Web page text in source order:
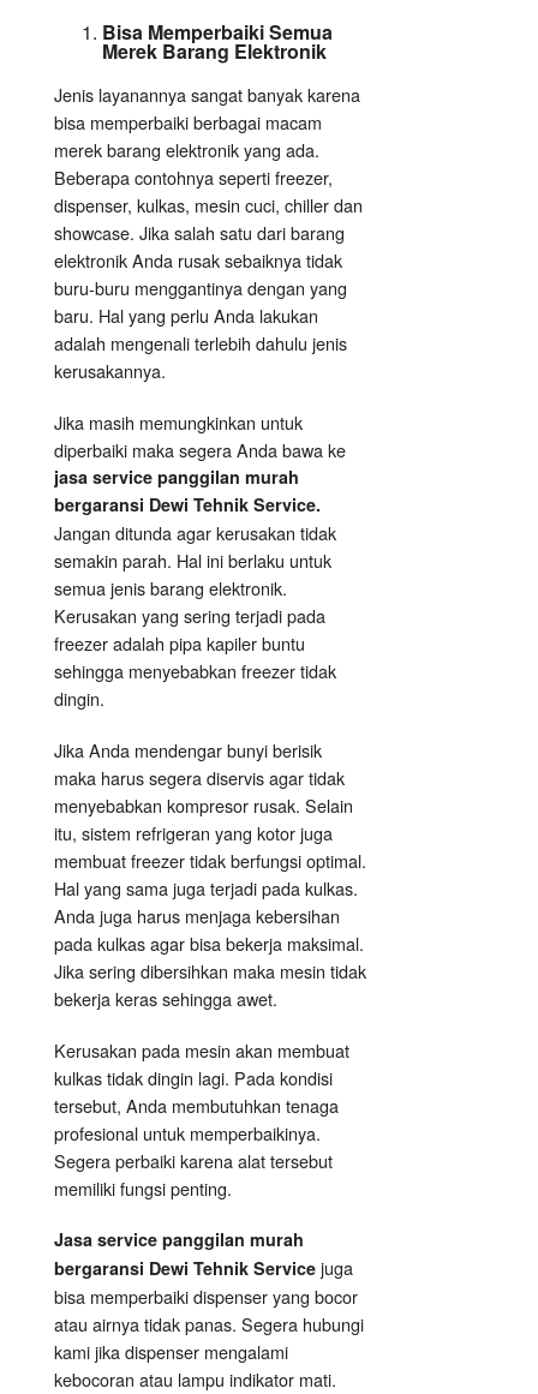
Bisa Memperbaiki Semua
Merek Barang Elektronik
Jenis layanannya sangat banyak karena
bisa memperbaiki berbagai macam
merek barang elektronik yang ada.
Beberapa contohnya seperti freezer,
dispenser, kulkas, mesin cuci, chiller dan
showcase. Jika salah satu dari barang
elektronik Anda rusak sebaiknya tidak
buru-buru menggantinya dengan yang
baru. Hal yang perlu Anda lakukan
adalah mengenali terlebih dahulu jenis
kerusakannya.
Jika masih memungkinkan untuk
diperbaiki maka segera Anda bawa ke
jasa service panggilan murah
bergaransi Dewi Tehnik Service.
Jangan ditunda agar kerusakan tidak
semakin parah. Hal ini berlaku untuk
semua jenis barang elektronik.
Kerusakan yang sering terjadi pada
freezer adalah pipa kapiler buntu
sehingga menyebabkan freezer tidak
dingin.
Jika Anda mendengar bunyi berisik
maka harus segera diservis agar tidak
menyebabkan kompresor rusak. Selain
itu, sistem refrigeran yang kotor juga
membuat freezer tidak berfungsi optimal.
Hal yang sama juga terjadi pada kulkas.
Anda juga harus menjaga kebersihan
pada kulkas agar bisa bekerja maksimal.
Jika sering dibersihkan maka mesin tidak
bekerja keras sehingga awet.
Kerusakan pada mesin akan membuat
kulkas tidak dingin lagi. Pada kondisi
tersebut, Anda membutuhkan tenaga
profesional untuk memperbaikinya.
Segera perbaiki karena alat tersebut
memiliki fungsi penting.
Jasa service panggilan murah
bergaransi Dewi Tehnik Service juga
bisa memperbaiki dispenser yang bocor
atau airnya tidak panas. Segera hubungi
kami jika dispenser mengalami
kebocoran atau lampu indikator mati.